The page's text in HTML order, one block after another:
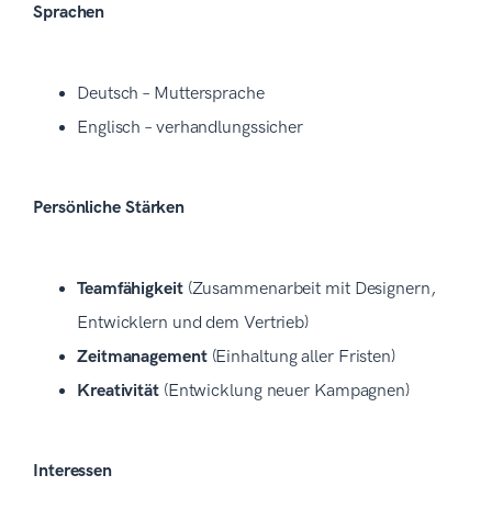
Sprachen
Deutsch – Muttersprache
Englisch – verhandlungssicher
Persönliche Stärken
Teamfähigkeit (Zusammenarbeit mit Designern,
Entwicklern und dem Vertrieb)
Zeitmanagement(Einhaltung aller Fristen)
Kreativität (Entwicklung neuer Kampagnen)
Interessen